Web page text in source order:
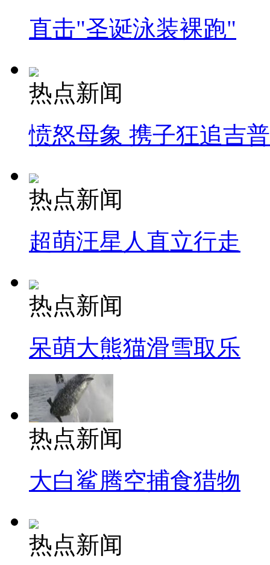
直击"圣诞泳装裸跑"
热点新闻
愤怒母象 携子狂追吉
热点新闻
超萌汪星人直立行走
热点新闻
呆萌大熊猫滑雪取乐
热点新闻
大白鲨腾空捕食猎物
热点新闻